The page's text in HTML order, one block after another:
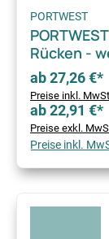
PORTWEST
Rücken -
ab 27,26 €*
Preise inkl.
ab 22,91 €*
Preise exkl.
Preise inkl.